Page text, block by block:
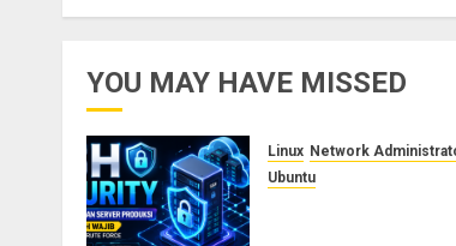
YOU MAY HAVE MISSED
Linux Network
Ubuntu